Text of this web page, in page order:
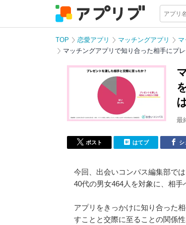
TOP 恋愛アプリ マッチングアプリ
マッチングアプリで知り合った相手にプ
最
ポスト はてブ シ
今回、出会いコンパス編集部で
40代の男女464人を対象に、相手
アプリをきっかけに知り合った
すことと交際に至ることの関係